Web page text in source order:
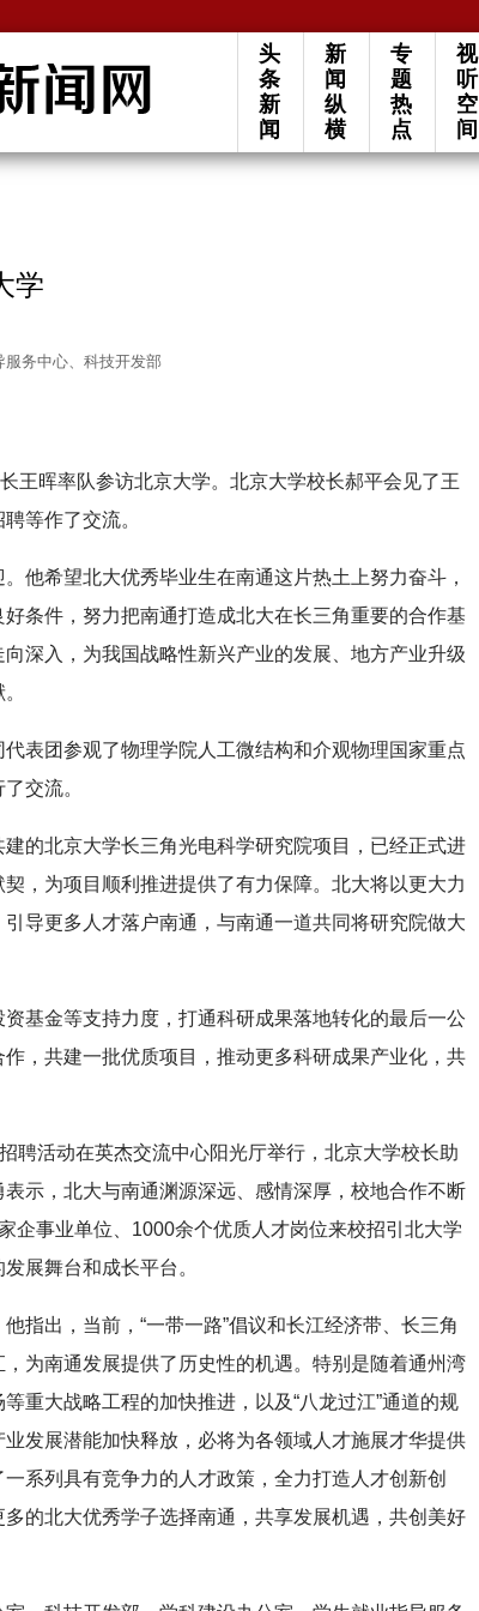
头
条
新
闻
新
闻
纵
横
专
题
热
点
视
听
空
间
学
务中心、科技开发部
王晖率队参访北京大学。北京大学校长郝平会见了王
等作了交流。
他希望北大优秀毕业生在南通这片热土上努力奋斗，
条件，努力把南通打造成北大在长三角重要的合作基
深入，为我国战略性新兴产业的发展、地方产业升级
表团参观了物理学院人工微结构和介观物理国家重点
交流。
的北京大学长三角光电科学研究院项目，已经正式进
，为项目顺利推进提供了有力保障。北大将以更大力
导更多人才落户南通，与南通一道共同将研究院做大
基金等支持力度，打通科研成果落地转化的最后一公
，共建一批优质项目，推动更多科研成果产业化，共
聘活动在英杰交流中心阳光厅举行，北京大学校长助
示，北大与南通渊源深远、感情深厚，校地合作不断
企事业单位、1000余个优质人才岗位来校招引北大学
展舞台和成长平台。
指出，当前，“一带一路”倡议和长江经济带、长三角
为南通发展提供了历史性的机遇。特别是随着通州湾
重大战略工程的加快推进，以及“八龙过江”通道的规
发展潜能加快释放，必将为各领域人才施展才华提供
系列具有竞争力的人才政策，全力打造人才创新创
的北大优秀学子选择南通，共享发展机遇，共创美好